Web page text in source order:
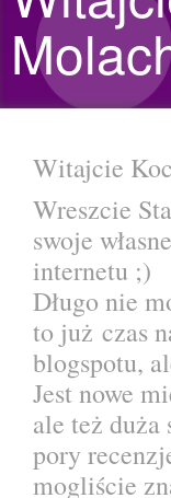
Witajcie
Wreszcie
swoje
internetu ;)
Długo nie
to już czas
blogspotu,
Jest nowe
ale też duża
pory
mogliście